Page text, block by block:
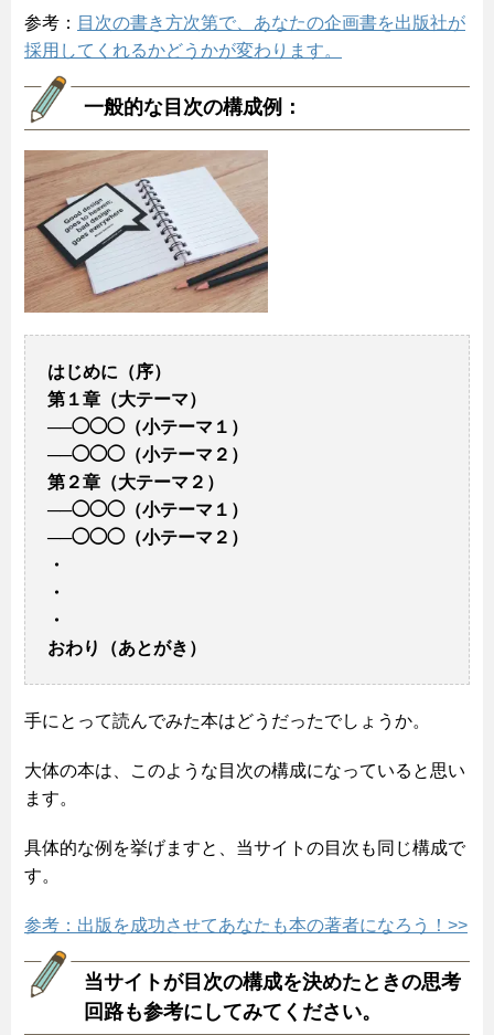
参考： 目次の書き方次第で、あなたの企画書を出版社が
採用してくれるかどうかが変わります。
一般的な目次の構成例：
はじめに（序）
第１章（大テーマ）
──◯◯◯（小テーマ１）
──◯◯◯（小テーマ２）
第２章（大テーマ２）
──◯◯◯（小テーマ１）
──◯◯◯（小テーマ２）
・
・
・
おわり（あとがき）
手にとって読んでみた本はどうだったでしょうか。
大体の本は、このような目次の構成になっていると思い
ます。
具体的な例を挙げますと、当サイトの目次も同じ構成で
す。
参考：出版を成功させてあなたも本の著者になろう！>>
当サイトが目次の構成を決めたときの思考
回路も参考にしてみてください。